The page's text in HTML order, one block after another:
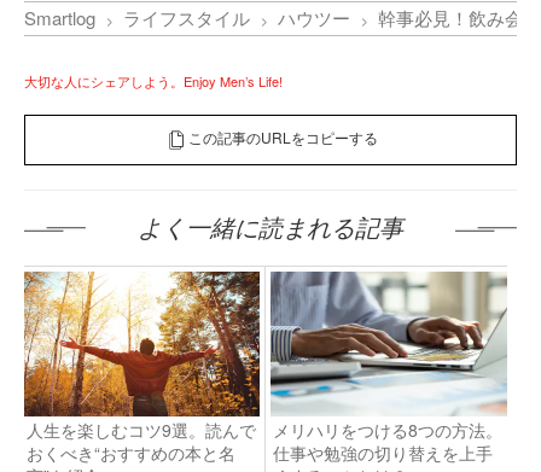
Smartlog ライフスタイル ハウツー 幹事必見！飲み会
大切な人にシェアしよう。Enjoy Men’s Life!
この記事のURLをコピーする
よく一緒に読まれる記事
人生を楽しむコツ9選。読んで
おくべき“おすすめの本と名
メリハリをつける8つの方法。
仕事や勉強の切り替えを上手